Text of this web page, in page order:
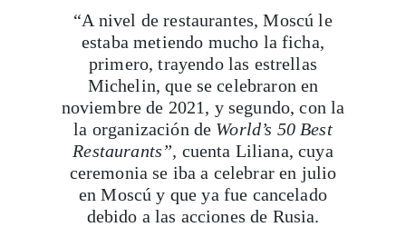
“A nivel de restaurantes, Moscú le
estaba metiendo mucho la ficha,
primero, trayendo las estrellas
Michelin, que se celebraron en
noviembre de 2021, y segundo, con la
la organización de World’s 50 Best
Restaurants”, cuenta Liliana, cuya
ceremonia se iba a celebrar en julio
en Moscú y que ya fue cancelado
debido a las acciones de Rusia.